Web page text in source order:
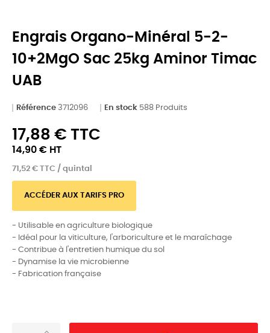
Engrais Organo-Minéral 5-2-
10+2MgO Sac 25kg Aminor Timac
UAB
Référence 3712096 En stock 588 Produits
17,88 € TTC
14,90 € HT
71,52 € TTC / quintal
ACCÉDER AUX TARIFS PRO
- Utilisable en agriculture biologique
- Idéal pour la viticulture, l'arboriculture et le maraîchage
- Contribue à l'entretien humique du sol
- Dynamise la vie microbienne
- Fabrication française